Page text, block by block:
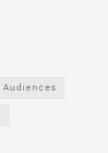
Audiences